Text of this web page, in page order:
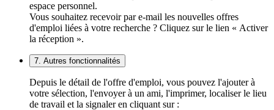
espace personnel.
Vous souhaitez recevoir par e-mail les nouvelles offres
d'emploi liées à votre recherche ? Cliquez sur le lien « Activer
la réception ».
7. Autres fonctionnalités
Depuis le détail de l'offre d'emploi, vous pouvez l'ajouter à
votre sélection, l'envoyer à un ami, l'imprimer, localiser le lieu
de travail et la signaler en cliquant sur :